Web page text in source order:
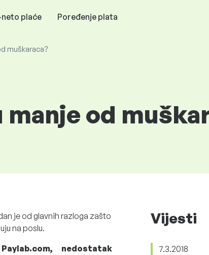
plaće Poređenje plata
muškaraca?
od
je od glavnih razloga zašto
na poslu.
nedostatak
Vijesti
7.3.2018